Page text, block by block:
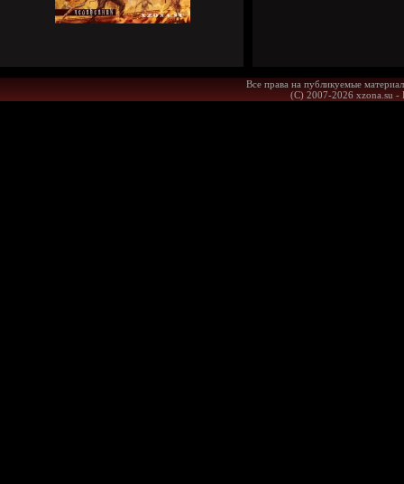
Все права на публикуемые
(С) 2007-2026 xzona.su -